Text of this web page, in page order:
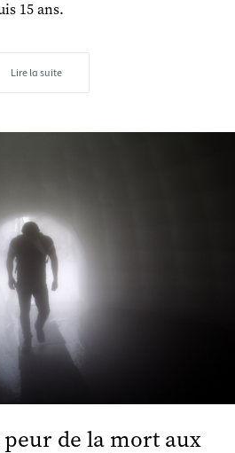
15 ans.
Lire la suite
de la mort aux